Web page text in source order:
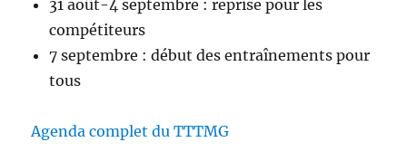
31 août-4 septembre : reprise pour les
compétiteurs
7 septembre : début des entraînements pour
tous
Agenda complet du TTTMG